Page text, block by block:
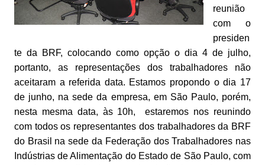
reunião
com o
presiden
te da BRF, colocando como opção o dia 4 de julho,
portanto, as representações dos trabalhadores não
aceitaram a referida data. Estamos propondo o dia 17
de junho, na sede da empresa, em São Paulo, porém,
nesta mesma data, às 10h, estaremos nos reunindo
com todos os representantes dos trabalhadores da BRF
do Brasil na sede da Federação dos Trabalhadores nas
Indústrias de Alimentação do Estado de São Paulo, com